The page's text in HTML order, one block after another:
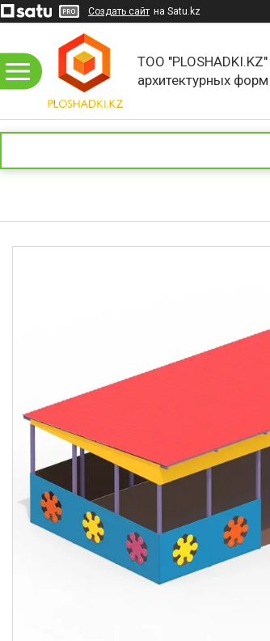
Создать сайт на Satu.kz
ТОО
архитектурных форм